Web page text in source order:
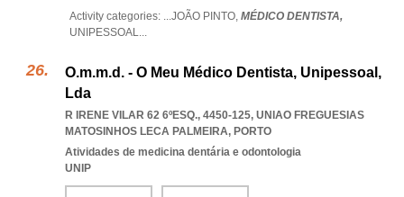
Activity categories: ...JOÃO PINTO, MÉDICO DENTISTA,
UNIPESSOAL...
O.m.m.d. - O Meu Médico Dentista, Unipessoal,
Lda
R IRENE VILAR 62 6ºESQ., 4450-125, UNIAO FREGUESIAS
MATOSINHOS LECA PALMEIRA, PORTO
Atividades de medicina dentária e odontologia
UNIP